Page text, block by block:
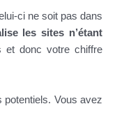
ci ne soit pas dans
les sites n’étant
et donc votre chiffre
Vous avez